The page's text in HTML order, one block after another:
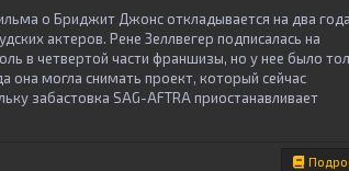
о Бриджит Джонс откладывается на два
актеров. Рене Зеллвегер подписалась на
в четвертой части франшизы, но у нее было
она могла снимать проект, который сейчас
забастовка SAG-AFTRA приостанавливает